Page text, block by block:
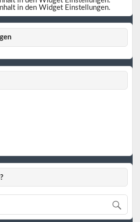
in den Widget Einstellungen.